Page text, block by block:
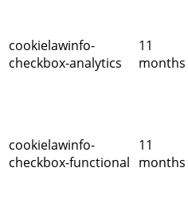
cookielawinfo-
checkbox-analytics
11
months
cookielawinfo-
checkbox-functional
11
months